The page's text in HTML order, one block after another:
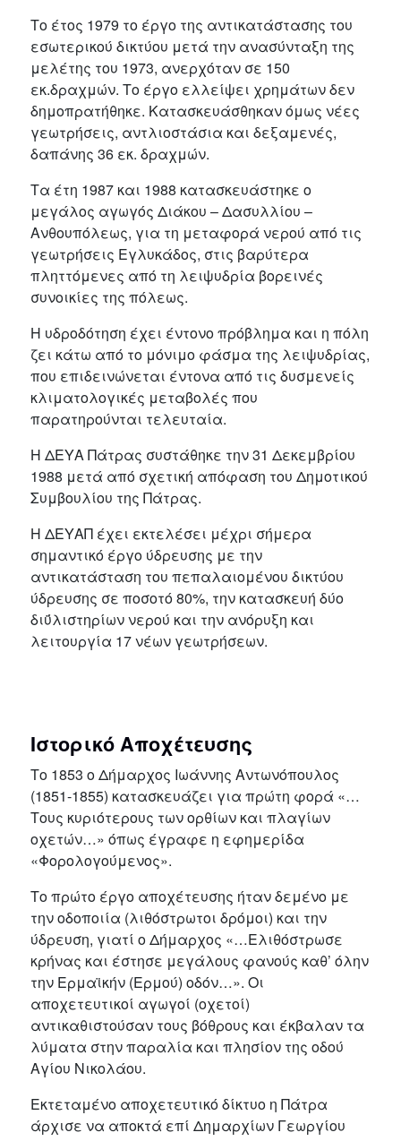
Το έτος 1979 το έργο της αντικατάστασης του
εσωτερικού δικτύου μετά την ανασύνταξη της
μελέτης του 1973, ανερχόταν σε 150
εκ.δραχμών. Το έργο ελλείψει χρημάτων δεν
δημοπρατήθηκε. Κατασκευάσθηκαν όμως νέες
γεωτρήσεις, αντλιοστάσια και δεξαμενές,
δαπάνης 36 εκ. δραχμών.
Τα έτη 1987 και 1988 κατασκευάστηκε ο
μεγάλος αγωγός Διάκου – Δασυλλίου –
Ανθουπόλεως, για τη μεταφορά νερού από τις
γεωτρήσεις Εγλυκάδος, στις βαρύτερα
πληττόμενες από τη λειψυδρία βορεινές
συνοικίες της πόλεως.
Η υδροδότηση έχει έντονο πρόβλημα και η πόλη
ζει κάτω από το μόνιμο φάσμα της λειψυδρίας,
που επιδεινώνεται έντονα από τις δυσμενείς
κλιματολογικές μεταβολές που
παρατηρούνται τελευταία.
Η ΔΕΥΑ Πάτρας συστάθηκε την 31 Δεκεμβρίου
1988 μετά από σχετική απόφαση του Δημοτικού
Συμβουλίου της Πάτρας.
Η ΔΕΥΑΠ έχει εκτελέσει μέχρι σήμερα
σημαντικό έργο ύδρευσης με την
αντικατάσταση του πεπαλαιομένου δικτύου
ύδρευσης σε ποσοτό 80%, την κατασκευή δύο
διΰλιστηρίων νερού και την ανόρυξη και
λειτουργία 17 νέων γεωτρήσεων.
Ιστορικό Αποχέτευσης
Το 1853 ο Δήμαρχος Ιωάννης Αντωνόπουλος
(1851-1855) κατασκευάζει για πρώτη φορά «…
Τους κυριότερους των ορθίων και πλαγίων
οχετών…» όπως έγραφε η εφημερίδα
«Φορολογούμενος».
Το πρώτο έργο αποχέτευσης ήταν δεμένο με
την οδοποιία (λιθόστρωτοι δρόμοι) και την
ύδρευση, γιατί ο Δήμαρχος «…Ελιθόστρωσε
κρήνας και έστησε μεγάλους φανούς καθ’ όλην
την Ερμαϊκήν (Ερμού) οδόν…». Οι
αποχετευτικοί αγωγοί (οχετοί)
αντικαθιστούσαν τους βόθρους και έκβαλαν τα
λύματα στην παραλία και πλησίον της οδού
Αγίου Νικολάου.
Εκτεταμένο αποχετευτικό δίκτυο η Πάτρα
άρχισε να αποκτά επί Δημαρχίων Γεωργίου